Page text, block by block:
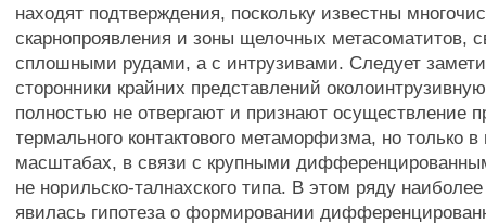
находят подтверждения, поскольку известны
скарнопроявления и зоны щелочных метасоматитов,
сплошными рудами, а с интрузивами. Следует
сторонники крайних представлений
полностью не отвергают и признают осуществление
термального контактового метаморфизма, но только
масштабах, в связи с крупными
не норильско-талнахского типа. В этом ряду
явилась гипотеза о формировании